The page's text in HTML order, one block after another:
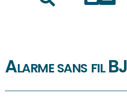
Alarme sans fil BJ